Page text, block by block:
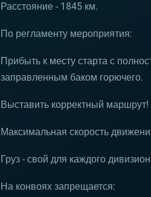
Расстояние - 1845 км.
По регламенту мероприятия:
Прибыть к месту старта с
заправленным баком горючего.
Выставить корректный маршрут!
Максимальная скорость
Груз - свой для каждого
На конвоях запрещается: